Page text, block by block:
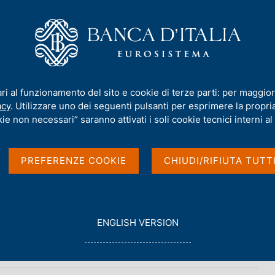
Compiti Servizi al cittadino
Banca d'Italia
al funzionamento del sito e cookie di terze parti: per
. Utilizzare uno dei seguenti pulsanti per esprimere la
non necessari” saranno attivati i soli cookie tecnici interni al
PREFERENZE COOKIE CHIUDI/RIFIUTA
G
O
ENGLISH VERSION